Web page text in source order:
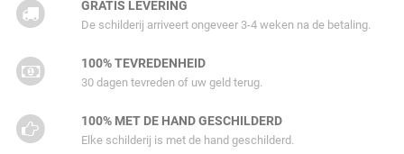
GRATIS LEVERING
De schilderij arriveert ongeveer 3-4 weken na de betaling.
100% TEVREDENHEID
30 dagen tevreden of uw geld terug.
100% MET DE HAND GESCHILDERD
Elke schilderij is met de hand geschilderd.